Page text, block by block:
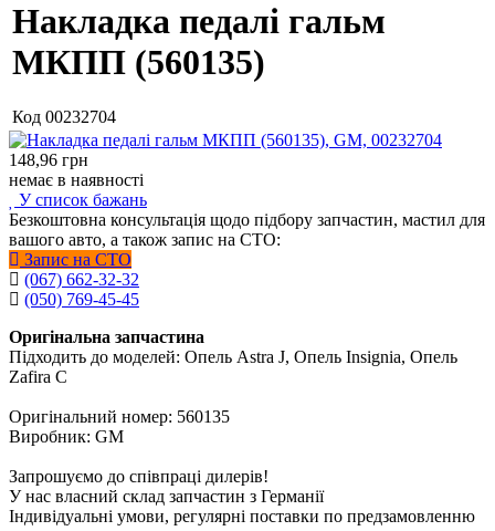
Накладка педалі гальм
МКПП (560135)
Код 00232704
148,96 грн
немає в наявності
У список бажань
Безкоштовна консультація щодо підбору запчастин, мастил для
вашого авто, а також запис на СТО:
Запис на СТО
(067) 662-32-32
(050) 769-45-45
Оригінальна запчастина
Підходить до моделей: Опель Astra J, Опель Insignia, Опель
Zafira C
Оригінальний номер: 560135
Виробник: GM
Запрошуємо до співпраці дилерів!
У нас власний склад запчастин з Германії
Індивідуальні умови, регулярні поставки по предзамовленню